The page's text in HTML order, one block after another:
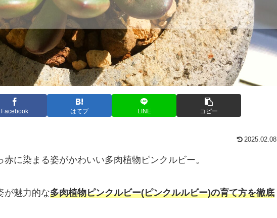
Facebook はてブ LINE コピー
2025.02.08
に染まる姿がかわいい多肉植物ピンクルビー。
が魅力的な多肉植物ピンクルビー(ピンクルルビー)の育て方を徹底